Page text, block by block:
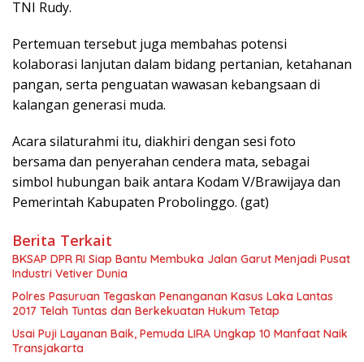
TNI Rudy.
Pertemuan tersebut juga membahas potensi
kolaborasi lanjutan dalam bidang pertanian, ketahanan
pangan, serta penguatan wawasan kebangsaan di
kalangan generasi muda.
Acara silaturahmi itu, diakhiri dengan sesi foto
bersama dan penyerahan cendera mata, sebagai
simbol hubungan baik antara Kodam V/Brawijaya dan
Pemerintah Kabupaten Probolinggo. (gat)
Berita Terkait
BKSAP DPR RI Siap Bantu Membuka Jalan Garut Menjadi Pusat
Industri Vetiver Dunia
Polres Pasuruan Tegaskan Penanganan Kasus Laka Lantas
2017 Telah Tuntas dan Berkekuatan Hukum Tetap
Usai Puji Layanan Baik, Pemuda LIRA Ungkap 10 Manfaat Naik
Transjakarta